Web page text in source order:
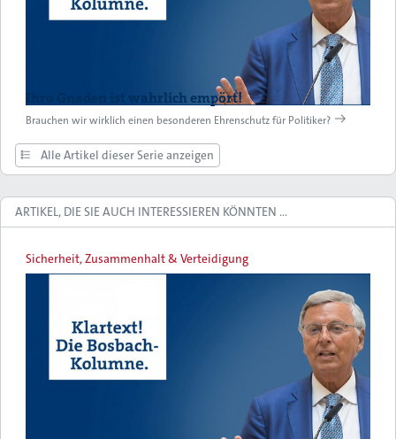
Ihro Gnaden ist wahrlich empört!
Brauchen wir wirklich einen besonderen Ehrenschutz für Politiker?
Alle Artikel dieser Serie anzeigen
ARTIKEL, DIE SIE AUCH INTERESSIEREN KÖNNTEN …
Sicherheit, Zusammenhalt & Verteidigung